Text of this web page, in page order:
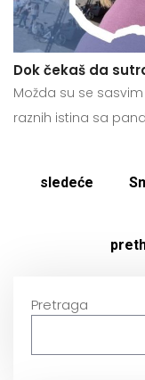
Dok čekaš da
Možda su se
raznih istina sa
sledeće
Pretraga